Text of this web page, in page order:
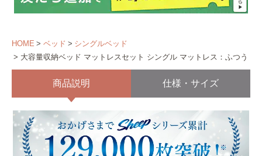
HOME ベッド
シングルベッド
大容量収納ベッド マットレスセット シングル マットレス：ふつう ブ
商品説明 仕様・サイズ